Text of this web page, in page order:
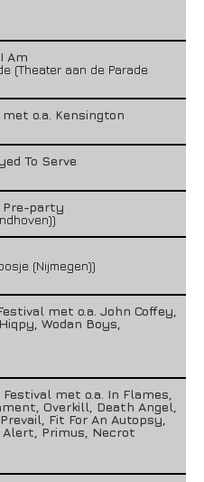
Am
(Theater aan de Parade
o.a. Kensington
To Serve
party
(Nijmegen))
met o.a. John Coffey,
Wodan Boys,
met o.a. In Flames,
Overkill, Death Angel,
Fit For An Autopsy,
Primus, Necrot